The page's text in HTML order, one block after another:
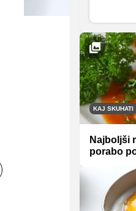
KAJ SKUHATI
Najboljši
porabo